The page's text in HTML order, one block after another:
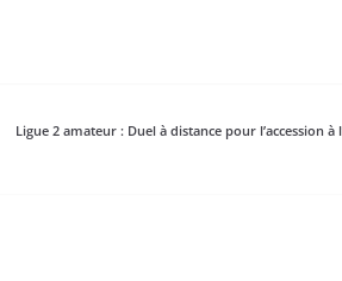
Ligue 2 amateur : Duel à distance pour l’accession à